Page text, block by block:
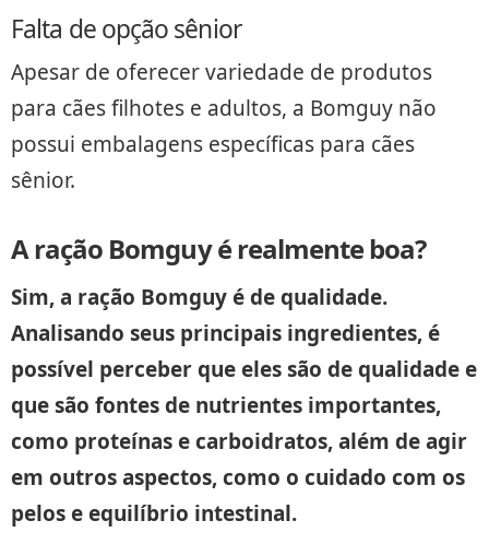
Falta de opção sênior
Apesar de oferecer variedade de produtos
para cães filhotes e adultos, a Bomguy não
possui embalagens específicas para cães
sênior.
A ração Bomguy é realmente boa?
Sim, a ração Bomguy é de qualidade.
Analisando seus principais ingredientes, é
possível perceber que eles são de qualidade e
que são fontes de nutrientes importantes,
como proteínas e carboidratos, além de agir
em outros aspectos, como o cuidado com os
pelos e equilíbrio intestinal.